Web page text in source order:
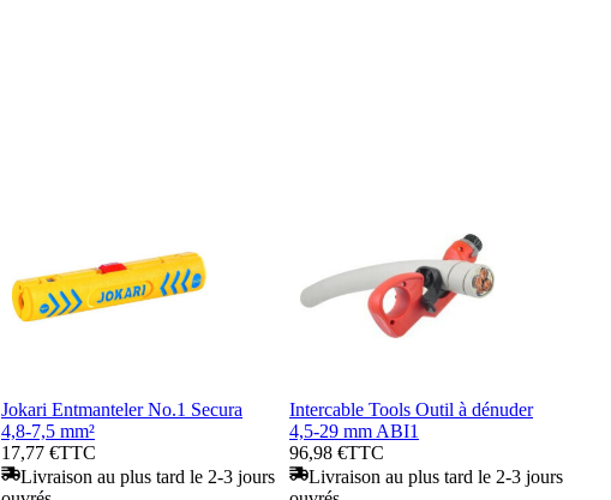
Jokari Entmanteler No.1 Secura
4,8-7,5 mm²
17,77 €TTC
Livraison au plus tard le 2-3 jours
Intercable Tools Outil à dénuder
4,5-29 mm ABI1
96,98 €TTC
Livraison au plus tard le 2-3 jours